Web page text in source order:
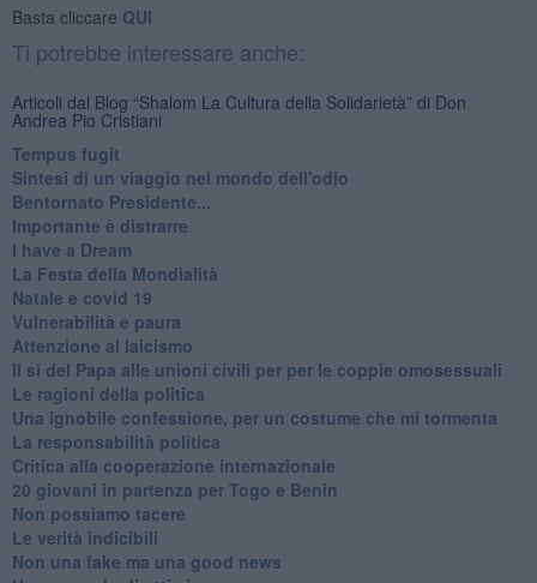
Basta cliccare QUI
Ti potrebbe interessare anche:
Articoli dal Blog “Shalom La Cultura della Solidarietà” di Don
Andrea Pio Cristiani
​Tempus fugit
​Sintesi di un viaggio nel mondo dell'odio
Bentornato Presidente...
Importante è distrarre
​I have a Dream
La Festa della Mondialità
Natale e covid 19
Vulnerabilità e paura
Attenzione al laicismo
Il si del Papa alle unioni civili per per le coppie omosessuali
Le ragioni della politica
​Una ignobile confessione, per un costume che mi tormenta
La responsabilità politica
Critica alla cooperazione internazionale
20 giovani in partenza per Togo e Benin
​Non possiamo tacere
​Le verità indicibili
Non una fake ma una good news